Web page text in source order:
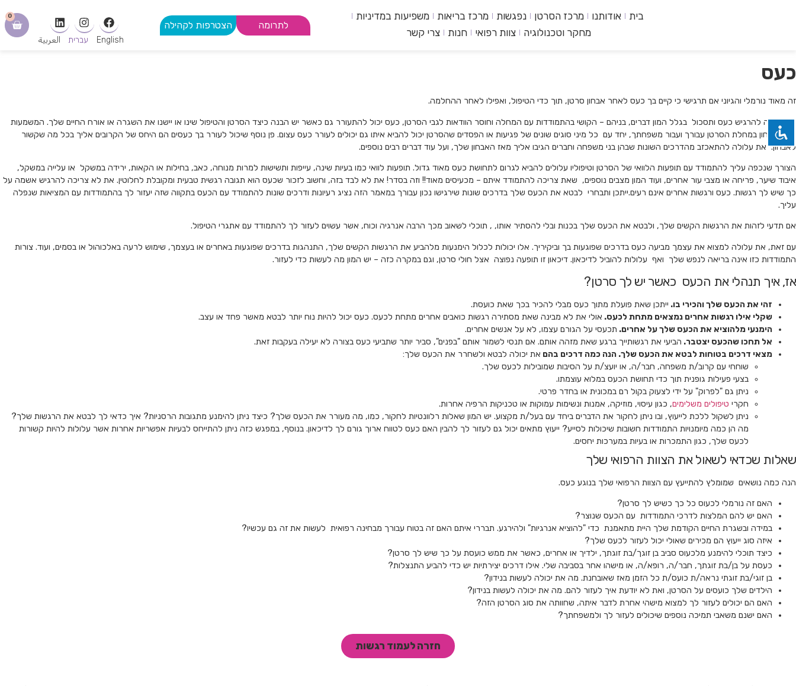
בית אודותנו מרכז הסרטן נפגשות מרכז בריאות
משפיעות במדיניות
מחקר וטכנולוגיה
צוות רפואי חנות צרי קשר
לתרומה הצטרפות לקהילה
English עברית العربية
0
כעס
זה מאוד נורמלי והגיוני אם תרגישי כי קיים בך כעס לאחר אבחון סרטן, תוך כדי הטיפול, ואפילו לאחר ההחלמה.
את עשויה להרגיש כעס ותסכול בגלל המון דברים, בניהם – הקושי בהתמודדות עם המחלה וחוסר הוודאות לגבי הסרטן, כעס יכול להתעורר גם כאשר יש הבנה כיצד הסרטן והטיפול שינו או יישנו את השגרה או אורח החיים שלך. המשמעות
של האבחון במחלת הסרטן עבורך ועבור משפחתך, יחד עם כל מיני סוגים שונים של פגיעות או הפסדים שהסרטן יכול להביא איתו גם יכולים לעורר כעס עצום. פן נוסף שיכול לעורר בך כעסים הם היחס של הקרובים אליך בכל מה שקשור
לאבחון. את עלולה להתאכזב מהדרכים השונות שבהן בני משפחה וחברים הגיבו אליך מאז האבחון שלך, ועל עוד דברים רבים נוספים.
הצורך שנכפה עליך להתמודד עם תופעות הלוואי של הסרטן וטיפוליו עלולים להביא לגרום לתחושת כעס מאוד גדול. תופעות לוואי כמו בעיות שינה, עייפות ותשישות למרות מנוחה, כאב, בחילות או הקאות, ירידה במשקל או עלייה במשקל,
איבוד שיער, פריחה או מצבי עור אחרים, ועוד המון מצבים נוספים, שאת צריכה להתמודד איתם – מכעיסים מאוד!! וזה בסדר! את לא לבד בזה, וחשוב לזכור שכעס הוא תגובה רגשית טבעית ומקובלת לחלוטין. את לא צריכה להרגיש אשמה על
כך שיש לך רגשות. כעס ורגשות אחרים אינם רעים.ייתכן ותבחרי לבטא את הכעס שלך בדרכים שונות שירגישו נכון עבורך במאמר הזה נציג רעיונות ודרכים שונות להתמודד עם הכעס בתקווה שזה יעזור לך בהתמודדות עם המציאות שנפלה
עליך.
אם תדעי לזהות את הרגשות הקשים שלך, ולבטא את הכעס שלך בכנות ובלי להסתיר אותו, , תוכלי לשאוב מכך הרבה אנרגיה וכוח, אשר עשוים לעזור לך להתמודד עם אתגרי הטיפול.
עם זאת, את עלולה למצוא את עצמך מביעה כעס בדרכים שפוגעות בך וביקיריך. אלו יכולות לכלול הימנעות מלהביע את הרגשות הקשים שלך, התנהגות בדרכים שפוגעות באחרים או בעצמך, שימוש לרעה באלכוהול או בסמים, ועוד. צורות
התמודדות כזו אינה בריאה לנפש שלך ואף עלולות להוביל לדיכאון. דיכאון זו תופעה נפוצה אצל חולי סרטן, וגם במקרה כזה – יש המון מה לעשות כדי לעזור.
אז, איך תנהלי את הכעס כאשר יש לך סרטן?
זהי את הכעס שלך והכירי בו. ייתכן שאת פועלת מתוך כעס מבלי להכיר בכך שאת כועסת.
שקלי אילו רגשות אחרים נמצאים מתחת לכעס. אולי את לא מבינה שאת מסתירה רגשות כואבים אחרים מתחת לכעס. כעס יכול להיות נוח יותר לבטא מאשר פחד או עצב.
הימנעי מלהוציא את הכעס שלך על אחרים. תכעסי על הגורם עצמו, לא על אנשים אחרים.
אל תחכו שהכעס יצטבר. הביעי את רגשותייך ברגע שאת מזהה אותם. אם תנסי לשמור אותם "בפנים", סביר יותר שתביעי כעס בצורה לא יעילה בעקבות זאת.
מצאי דרכים בטוחות לבטא את הכעס שלך. הנה כמה דרכים בהם את יכולה לבטא ולשחרר את הכעס שלך:
שוחחי עם קרוב/ת משפחה, חבר/ה, או יועצ/ת על הסיבות שמובילות לכעס שלך.
בצעי פעילות גופנית תוך כדי תחושת הכעס במלוא עוצמתו.
ניתן גם "לפרוק" על ידי לצעוק בקול רם במכונית או בחדר פרטי.
חקרי טיפולים משלימים, כגון עיסוי, מוזיקה, אמנות ונשימות עמוקות או טכניקות הרפיה אחרות.
ניתן לשקול ללכת לייעוץ, ובו ניתן לחקור את הדברים ביחד עם בעל/ת מקצוע. יש המון שאלות רלוונטיות לחקור, כמו, מה מעורר את הכעס שלך? כיצד ניתן להימנע מתגובות הרסניות? איך כדאי לך לבטא את הרגשות שלך?
מה הן כמה מיומנויות התמודדות חשובות שיכולות לסייע? ייעוץ מתאים יכול גם לעזור לך להבין האם כעס לטווח ארוך גורם לך לדיכאון. בנוסף, במפגש כזה ניתן להתייחס לבעיות אפשריות אחרות אשר עלולות להיות קשורות
לכעס שלך, כגון התמכרות או בעיות במערכות יחסים.
שאלות שכדאי לשאול את הצוות הרפואי שלך
הנה כמה נושאים שמומלץ להתייעץ עם הצוות הרפואי שלך בנוגע כעס.
האם זה נורמלי לכעוס כל כך כשיש לך סרטן?
האם יש להם המלצות לדרכי התמודדות עם הכעס שנוצר?
במידה ובשגרת החיים הקודמת שלך היית מתאמנת כדי "להוציא אנרגיות" ולהירגע. תבררי איתם האם זה בטוח עבורך מבחינה רפואית לעשות את זה גם עכשיו?
איזה סוג ייעוץ הם מכירים שאולי יכול לעזור לכעס שלך?
כיצד תוכלי להימנע מלכעוס סביב בן זוגך/בת זוגתך, ילדיך או אחרים, כאשר את ממש כועסת על כך שיש לך סרטן?
כעסת על בן/בת זוגתך, חבר/ה, רופא/ה, או מישהו אחר בסביבה שלי. אילו דרכים יצירתיות יש כדי להביע התנצלות?
בן זוגי/בת זוגתי נראה/ת כועס/ת כל הזמן מאז שאובחנת. מה את יכולה לעשות בנידון?
הילדים שלך כועסים על הסרטן, ואת לא יודעת איך לעזור להם. מה את יכולה לעשות בנידון?
האם הם יכולים לעזור לך למצוא מישהי אחרת לדבר איתה, שחוותה את סוג הסרטן הזה?
האם ישנם משאבי תמיכה נוספים שיכולים לעזור לך ולמשפחתך?
חזרה לעמוד רגשות